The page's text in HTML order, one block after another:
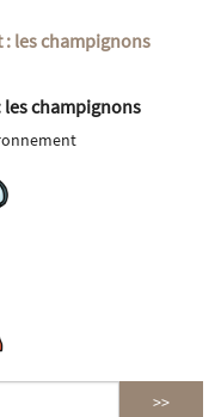
champignons